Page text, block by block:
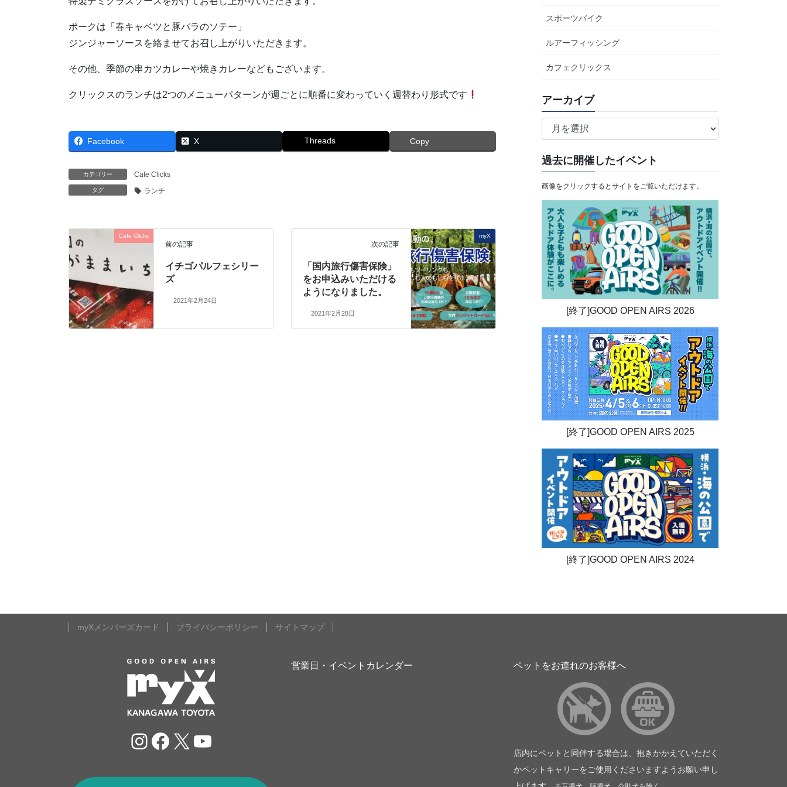
ポークは「春キャベツと豚バラのソテー」
ジンジャーソースを絡ませてお召し上がりいただきます。
その他、季節の串カツカレーや焼きカレーなどもございます。
クリックスのランチは2つのメニューパターンが週ごとに順番に変わっていく週替わり形式です
Facebook X Threads Copy
カテゴリー Cafe Clicks
タグ ランチ
Cafe Clicks
前の記事
イチゴパルフェシリー
ズ
2021年2月24日
myX
次の記事
「国内旅行傷害保険」
をお申込みいただける
ようになりました。
2021年2月28日
スポーツバイク
ルアーフィッシング
カフェクリックス
アーカイブ
ア
イ
ブ
過去に開催したイベント
画像をクリックするとサイトをご覧いただけます。
[終了]GOOD OPEN AIRS 2026
[終了]GOOD OPEN AIRS 2025
[終了]GOOD OPEN AIRS 2024
myXメンバーズカード プライバシーポリシー サイトマップ
Instagram
Facebook
X YouTube
営業日・イベントカレンダー ペットをお連れのお客様へ
店内にペットと同伴する場合は、抱きかかえていただく
かペットキャリーをご使用くださいますようお願い申し